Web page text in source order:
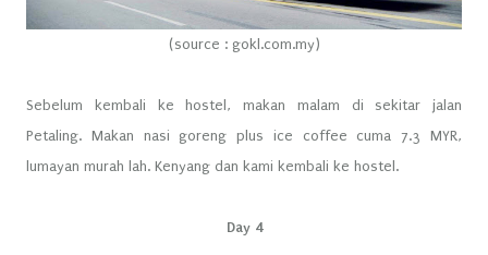
(source : gokl.com.my)
Sebelum kembali ke hostel, makan malam di sekitar jalan
Petaling. Makan nasi goreng plus ice coffee cuma 7.3 MYR,
lumayan murah lah. Kenyang dan kami kembali ke hostel.
Day 4